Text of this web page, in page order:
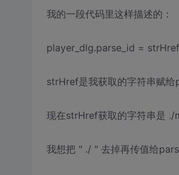
我的一段代码里这样描述的：
player_dlg.parse_id =
strHref是我获取的字符串赋给
现在strHref获取的字符串是
我想把 " ./ " 去掉再传值给